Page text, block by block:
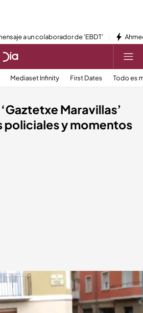
a un colaborador de 'EBDT'
Mediaset Infinity First Dates Todo es
Maravillas’
policiales y momentos